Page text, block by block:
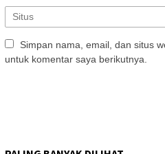
Simpan nama, email, dan situs
untuk komentar saya berikutnya.